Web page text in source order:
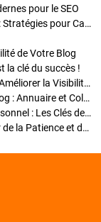
pour le SEO
Enrichir Vos Articles avec des Contenus Riches : Stratégies pour Captiver et Optimiser
de Votre Blog
la clé du succès !
Optimisation SEO des Articles : Stratégies pour Améliorer la Visibilité de Votre Blog
Stratégies pour améliorer la visibilité de votre Blog : Annuaire et Collaborations
Pourquoi Investir dans un Nom de Domaine Personnel : Les Clés de la Réussite de Votre Blog
Comment Faire Émerger Votre Blog : Le Pouvoir de la Patience et de la Persévérance